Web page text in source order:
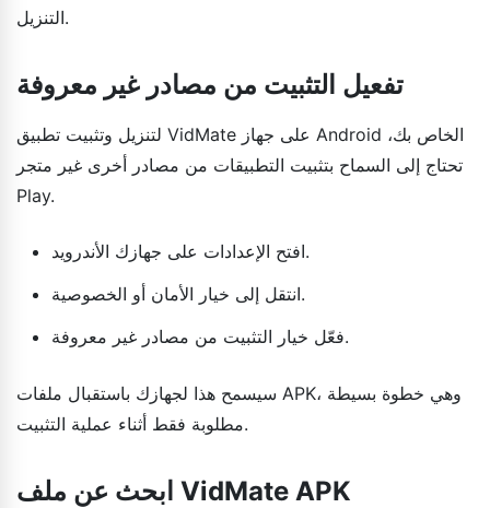
التنزيل.
تفعيل التثبيت من مصادر غير معروفة
لتنزيل وتثبيت تطبيق VidMate على جهاز Android الخاص بك،
تحتاج إلى السماح بتثبيت التطبيقات من مصادر أخرى غير متجر
Play.
افتح الإعدادات على جهازك الأندرويد.
انتقل إلى خيار الأمان أو الخصوصية.
فعّل خيار التثبيت من مصادر غير معروفة.
سيسمح هذا لجهازك باستقبال ملفات APK، وهي خطوة بسيطة
مطلوبة فقط أثناء عملية التثبيت.
ابحث عن ملف VidMate APK